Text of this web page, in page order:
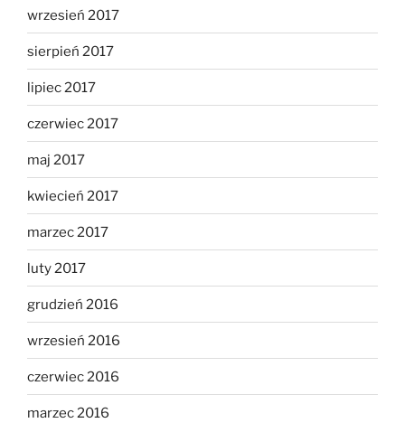
wrzesień 2017
sierpień 2017
lipiec 2017
czerwiec 2017
maj 2017
kwiecień 2017
marzec 2017
luty 2017
grudzień 2016
wrzesień 2016
czerwiec 2016
marzec 2016